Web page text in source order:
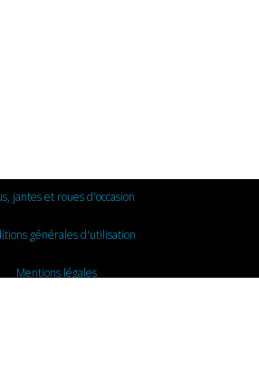
jantes et roues d'occasion
générales d'utilisation
Mentions légales